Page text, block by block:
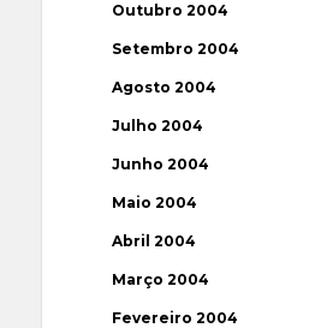
Outubro 2004
Setembro 2004
Agosto 2004
Julho 2004
Junho 2004
Maio 2004
Abril 2004
Março 2004
Fevereiro 2004